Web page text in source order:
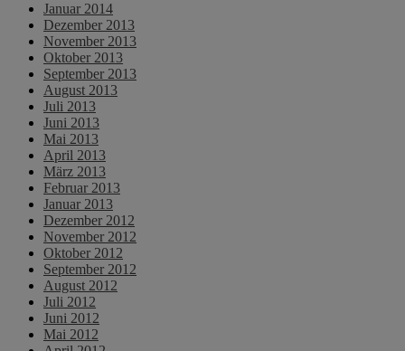
Januar 2014
Dezember 2013
November 2013
Oktober 2013
September 2013
August 2013
Juli 2013
Juni 2013
Mai 2013
April 2013
März 2013
Februar 2013
Januar 2013
Dezember 2012
November 2012
Oktober 2012
September 2012
August 2012
Juli 2012
Juni 2012
Mai 2012